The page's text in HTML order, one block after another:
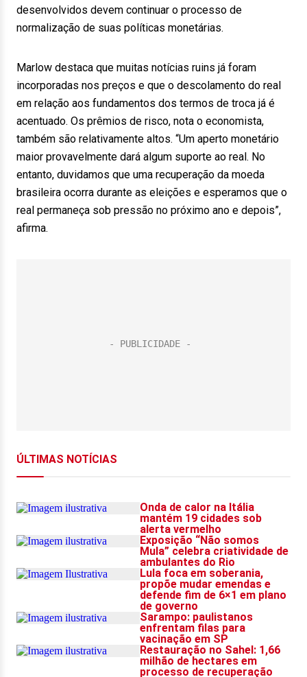
desenvolvidos devem continuar o processo de
normalização de suas políticas monetárias.
Marlow destaca que muitas notícias ruins já foram
incorporadas nos preços e que o descolamento do real
em relação aos fundamentos dos termos de troca já é
acentuado. Os prêmios de risco, nota o economista,
também são relativamente altos. “Um aperto monetário
maior provavelmente dará algum suporte ao real. No
entanto, duvidamos que uma recuperação da moeda
brasileira ocorra durante as eleições e esperamos que o
real permaneça sob pressão no próximo ano e depois”,
afirma.